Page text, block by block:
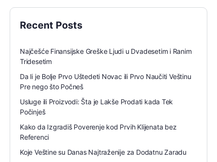
Recent Posts
Najčešće Finansijske Greške Ljudi u Dvadesetim i Ranim
Tridesetim
Da li je Bolje Prvo Uštedeti Novac ili Prvo Naučiti Veštinu
Pre nego što Počneš
Usluge ili Proizvodi: Šta je Lakše Prodati kada Tek
Počinješ
Kako da Izgradiš Poverenje kod Prvih Klijenata bez
Referenci
Koje Veštine su Danas Najtraženije za Dodatnu Zaradu